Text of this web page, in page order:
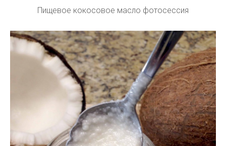
Пищевое кокосовое масло фотосессия